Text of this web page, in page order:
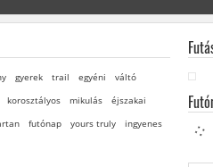
gyerek trail egyéni
váltó
korosztályos mikulás
éjszakai
futónap yours truly
ingyenes